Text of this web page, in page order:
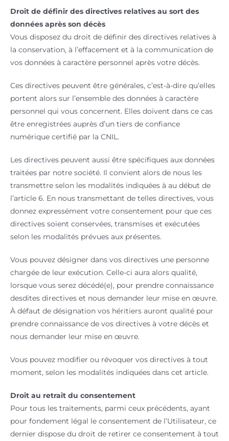
Droit de définir des directives relatives au sort des
données après son décès
Vous disposez du droit de définir des directives relatives à
la conservation, à l’effacement et à la communication de
vos données à caractère personnel après votre décès.
Ces directives peuvent être générales, c’est-à-dire qu’elles
portent alors sur l’ensemble des données à caractère
personnel qui vous concernent. Elles doivent dans ce cas
être enregistrées auprès d’un tiers de confiance
numérique certifié par la CNIL.
Les directives peuvent aussi être spécifiques aux données
traitées par notre société. Il convient alors de nous les
transmettre selon les modalités indiquées à au début de
l’article 6. En nous transmettant de telles directives, vous
donnez expressément votre consentement pour que ces
directives soient conservées, transmises et exécutées
selon les modalités prévues aux présentes.
Vous pouvez désigner dans vos directives une personne
chargée de leur exécution. Celle-ci aura alors qualité,
lorsque vous serez décédé(e), pour prendre connaissance
desdites directives et nous demander leur mise en œuvre.
À défaut de désignation vos héritiers auront qualité pour
prendre connaissance de vos directives à votre décès et
nous demander leur mise en œuvre.
Vous pouvez modifier ou révoquer vos directives à tout
moment, selon les modalités indiquées dans cet article.
Droit au retrait du consentement
Pour tous les traitements, parmi ceux précédents, ayant
pour fondement légal le consentement de l’Utilisateur, ce
dernier dispose du droit de retirer ce consentement à tout